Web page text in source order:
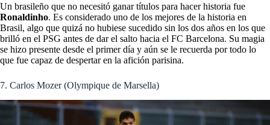
Un brasileño que no necesitó ganar títulos para hacer historia fue
Ronaldinho. Es considerado uno de los mejores de la historia en
Brasil, algo que quizá no hubiese sucedido sin los dos años en los que
brilló en el PSG antes de dar el salto hacia el FC Barcelona. Su magia
se hizo presente desde el primer día y aún se le recuerda por todo lo
que fue capaz de despertar en la afición parisina.
7. Carlos Mozer (Olympique de Marsella)